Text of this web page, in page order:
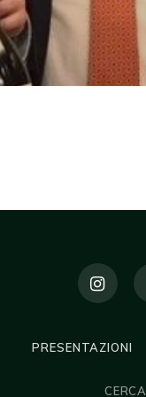
PRESENTAZIONI
CERCA